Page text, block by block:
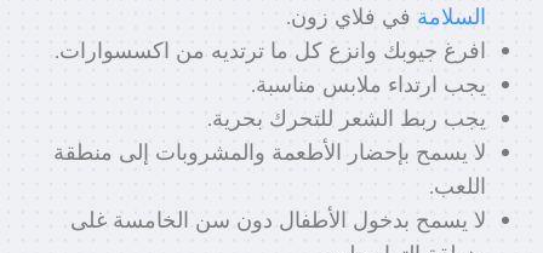
السلامة في فلاي زون.
افرغ جيوبك وانزع كل ما ترتديه من اكسسوارات.
يجب ارتداء ملابس مناسبة.
يجب ربط الشعر للتحرك بحرية.
لا يسمح بإحضار الأطعمة والمشروبات إلى منطقة
اللعب.
لا يسمح بدخول الأطفال دون سن الخامسة غلى